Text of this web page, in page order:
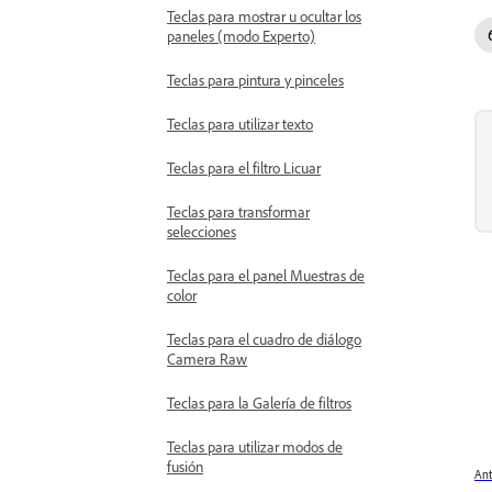
Teclas para mostrar u ocultar los
paneles (modo Experto)
Teclas para pintura y pinceles
Teclas para utilizar texto
Teclas para el filtro Licuar
Teclas para transformar
selecciones
Teclas para el panel Muestras de
color
Teclas para el cuadro de diálogo
Camera Raw
Teclas para la Galería de filtros
Teclas para utilizar modos de
fusión